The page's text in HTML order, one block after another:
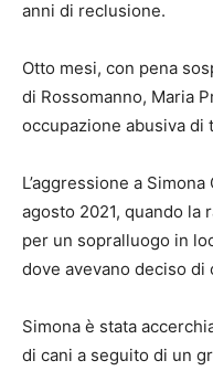
anni di reclusione.
Otto mesi, con pena
di Rossomanno, Maria
occupazione abusiva di
L’aggressione a
agosto 2021, quando la
per un sopralluogo in
dove avevano deciso
Simona è stata
di cani a seguito di un